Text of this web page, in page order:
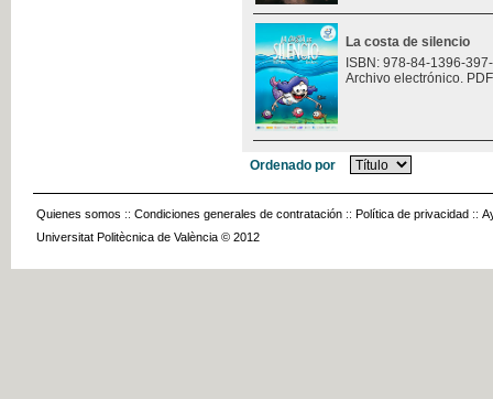
La costa de silencio
ISBN: 978-84-1396-
Archivo electrónico.
Ordenado por
Quienes somos :: Condiciones generales de contratación :: Política de privacidad ::
Universitat Politècnica de València © 2012